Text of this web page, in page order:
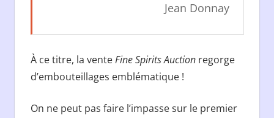
Jean Donnay
À ce titre, la venteFine Spirits Auctionregorge
d’embouteillages emblématique !
On ne peut pas faire l’impasse sur le premier